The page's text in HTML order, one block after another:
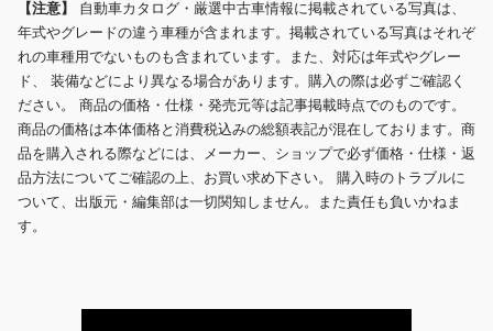
【注意】 自動車カタログ・厳選中古車情報に掲載されている写真は、
年式やグレードの違う車種が含まれます。掲載されている写真はそれぞ
れの車種用でないものも含まれています。また、対応は年式やグレー
ド、 装備などにより異なる場合があります。購入の際は必ずご確認く
ださい。 商品の価格・仕様・発売元等は記事掲載時点でのものです。
商品の価格は本体価格と消費税込みの総額表記が混在しております。商
品を購入される際などには、メーカー、ショップで必ず価格・仕様・返
品方法についてご確認の上、お買い求め下さい。 購入時のトラブルに
ついて、出版元・編集部は一切関知しません。また責任も負いかねま
す。